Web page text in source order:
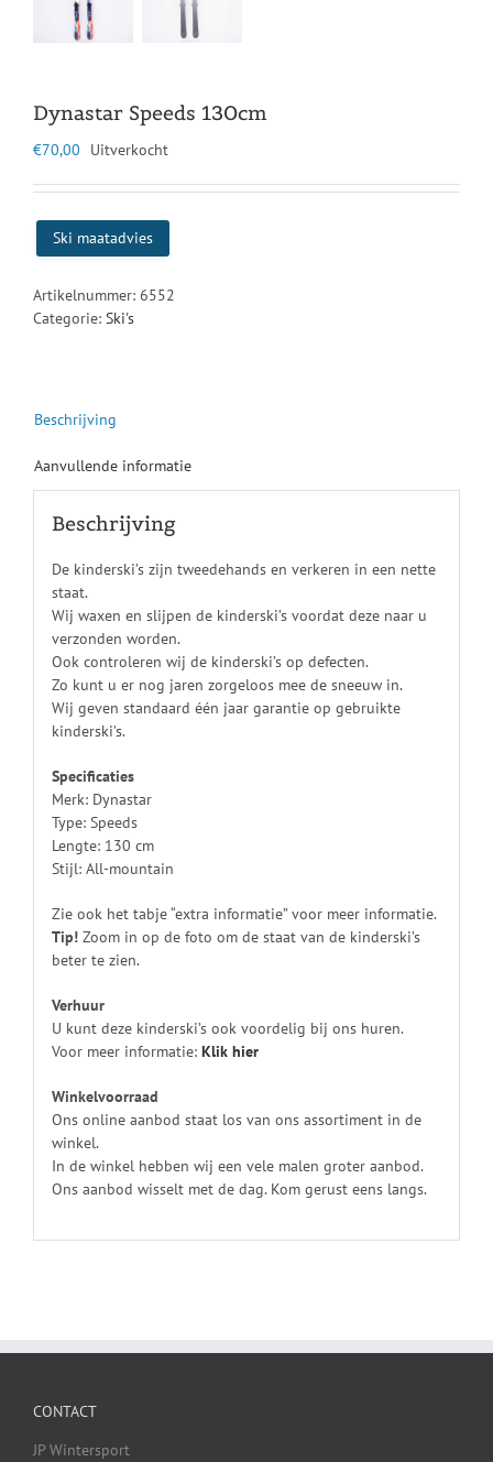
Dynastar Speeds 130cm
€70,00 Uitverkocht
Ski maatadvies
Artikelnummer: 6552
Categorie: Ski's
Beschrijving
Aanvullende informatie
Beschrijving
De kinderski’s zijn tweedehands en verkeren in een nette
staat.
Wij waxen en slijpen de kinderski’s voordat deze naar u
verzonden worden.
Ook controleren wij de kinderski’s op defecten.
Zo kunt u er nog jaren zorgeloos mee de sneeuw in.
Wij geven standaard één jaar garantie op gebruikte
kinderski’s.
Specificaties
Merk: Dynastar
Type: Speeds
Lengte: 130 cm
Stijl: All-mountain
Zie ook het tabje “extra informatie” voor meer informatie.
Tip!Zoom in op de foto om de staat van de kinderski’s
beter te zien.
Verhuur
U kunt deze kinderski’s ook voordelig bij ons huren.
Voor meer informatie: Klik hier
Winkelvoorraad
Ons online aanbod staat los van ons assortiment in de
winkel.
In de winkel hebben wij een vele malen groter aanbod.
Ons aanbod wisselt met de dag. Kom gerust eens langs.
CONTACT
JP Wintersport